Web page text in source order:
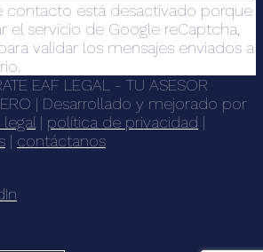
contacto está desactivado porque
el servicio de Google reCaptcha,
validar los mensajes enviados a
EAF LEGAL - TU ASESOR
| Desarrollado y mejorado por
| política de privacidad |
| contáctanos